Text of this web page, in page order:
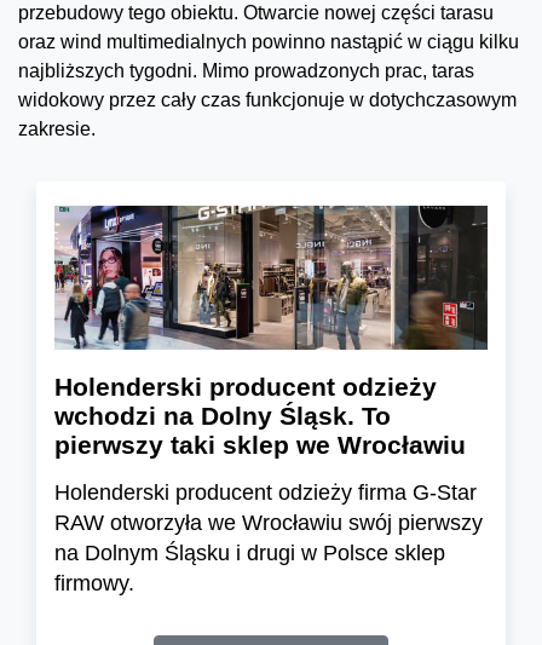
przebudowy tego obiektu. Otwarcie nowej części tarasu
oraz wind multimedialnych powinno nastąpić w ciągu kilku
najbliższych tygodni. Mimo prowadzonych prac, taras
widokowy przez cały czas funkcjonuje w dotychczasowym
zakresie.
Holenderski producent odzieży
wchodzi na Dolny Śląsk. To
pierwszy taki sklep we Wrocławiu
Holenderski producent odzieży firma G-Star
RAW otworzyła we Wrocławiu swój pierwszy
na Dolnym Śląsku i drugi w Polsce sklep
firmowy.